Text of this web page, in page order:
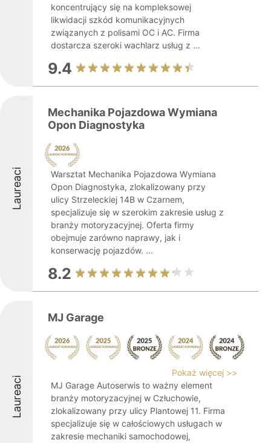
koncentrujący się na kompleksowej
likwidacji szkód komunikacyjnych
związanych z polisami OC i AC. Firma
dostarcza szeroki wachlarz usług z ...
9.4
Laureaci
Mechanika Pojazdowa Wymiana
Opon Diagnostyka
Warsztat Mechanika Pojazdowa Wymiana
Opon Diagnostyka, zlokalizowany przy
ulicy Strzeleckiej 14B w Czarnem,
specjalizuje się w szerokim zakresie usług z
branży motoryzacyjnej. Oferta firmy
obejmuje zarówno naprawy, jak i
konserwację pojazdów. ...
8.2
Laureaci
MJ Garage
Pokaż więcej >>
MJ Garage Autoserwis to ważny element
branży motoryzacyjnej w Człuchowie,
zlokalizowany przy ulicy Plantowej 11. Firma
specjalizuje się w całościowych usługach w
zakresie mechaniki samochodowej,